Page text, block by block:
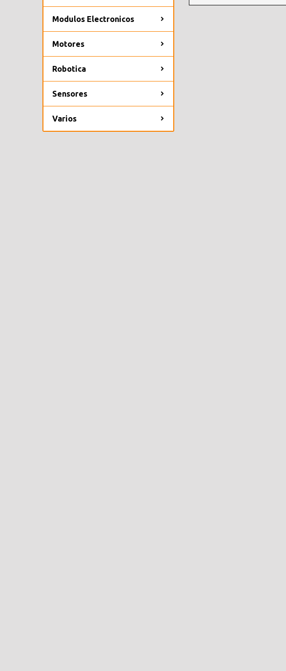
Modulos Electronicos
Motores
Robotica
Sensores
Varios